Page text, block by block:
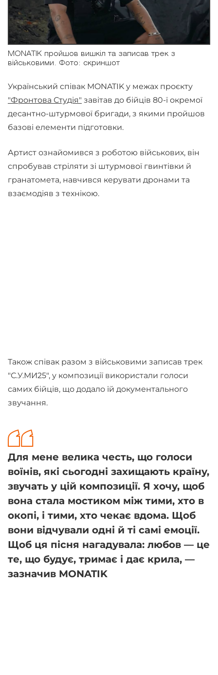
MONATIK пройшов вишкіл та записав трек з
військовими. Фото: скриншот
Український співак MONATIK у межах проєкту
"Фронтова Студія" завітав до бійців 80-ї окремої
десантно-штурмової бригади, з якими пройшов
базові елементи підготовки.
Артист ознайомився з роботою військових, він
спробував стріляти зі штурмової гвинтівки й
гранатомета, навчився керувати дронами та
взаємодіяв з технікою.
Також співак разом з військовими записав трек
"С.У.МИ25", у композиції використали голоси
самих бійців, що додало їй документального
звучання.
Для мене велика честь, що голоси
воїнів, які сьогодні захищають країну,
звучать у цій композиції. Я хочу, щоб
вона стала мостиком між тими, хто в
окопі, і тими, хто чекає вдома. Щоб
вони відчували одні й ті самі емоції.
Щоб ця пісня нагадувала: любов — це
те, що будує, тримає і дає крила, —
зазначив MONATIK